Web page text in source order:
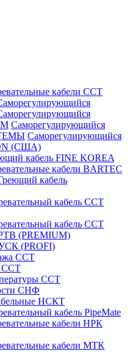
кабели ССТ
Саморегулирующийся
Саморегулирующийся
(США)
кабель FINE KOREA
кабели BARTEC
кабель
кабель ССТ
кабель ССТ
(PREMIUM)
(PROFI)
ССТ
ССТ
ССТ
СНФ
НСКТ
кабель PipeMate
кабели НРК
кабели МТК